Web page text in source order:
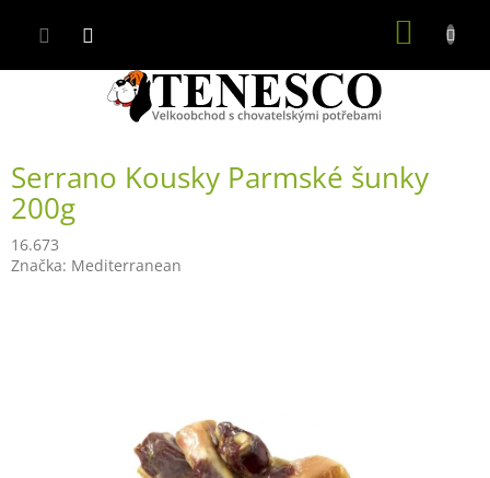
Serrano Kousky Parmské šunky
200g
16.673
Značka: Mediterranean